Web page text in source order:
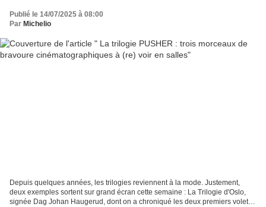
Publié le 14/07/2025 à 08:00
Par Michelio
Depuis quelques années, les trilogies reviennent à la mode. Justement,
deux exemples sortent sur grand écran cette semaine : La Trilogie d'Oslo,
signée Dag Johan Haugerud, dont on a chroniqué les deux premiers volets